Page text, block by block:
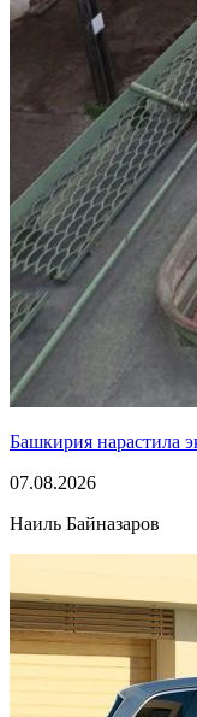
Башкирия нарастила
07.08.2026
Наиль Байназаров